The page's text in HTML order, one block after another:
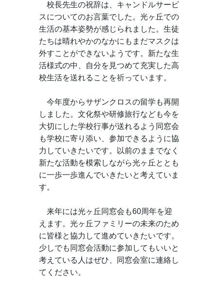
校長先生の祝辞は、キャンドルサービ
スについてのお言葉でした。光ヶ丘での
生活の基本姿勢が感じられました。生徒
たちは晴れやかのなかにもまだマスクは
外すことができないようです。新たな生
活様式の中、自分を見つめて充実した高
校生活を送れることを祈っています。
今年度からサザンクロスの留学も再開
しました。文化祭や研修旅行なども今を
大切にした学校行事が送れるよう同窓会
も学校に寄り添い、参加できるように協
力していきたいです。以前のままでなく
新たな活動を模索しながら光ヶ丘ととも
に一歩一歩進んでいきたいと考えていま
す。
来年には光ヶ丘同窓会も60周年を迎
えます。光ヶ丘ファミリーの未来のため
に皆様と協力して進めていきたいです。
少しでも同窓会活動に参加してもいいと
考えている人はぜひ、同窓会室に連絡し
てください。